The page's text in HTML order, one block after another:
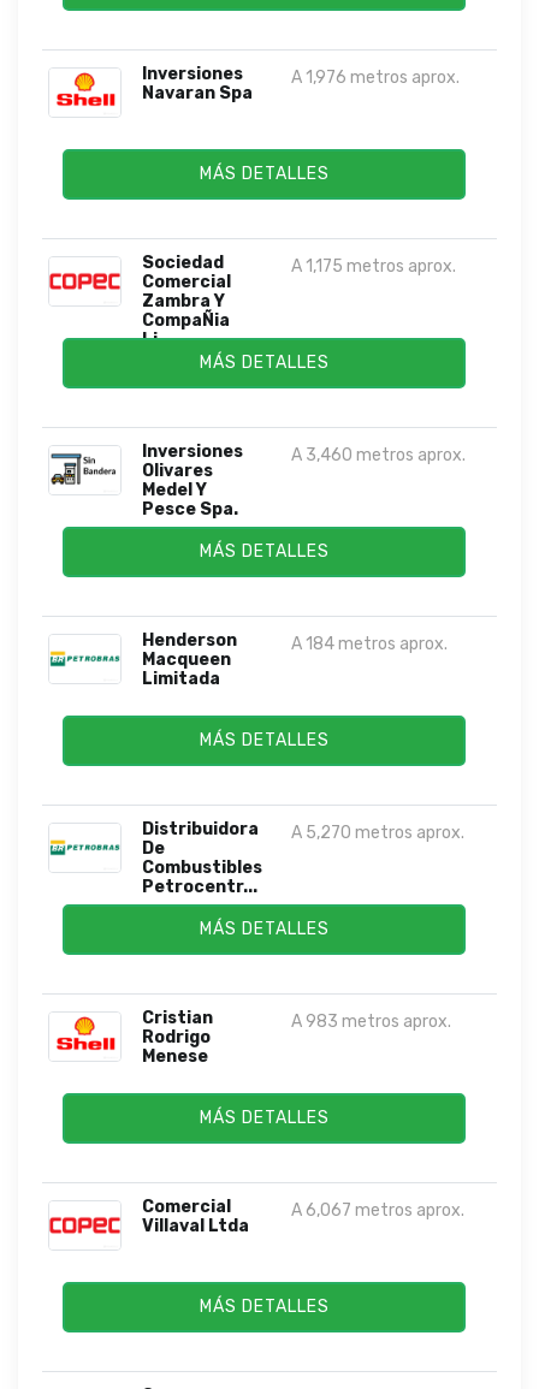
Inversiones
Navaran Spa
A 1,976 metros aprox.
MÁS DETALLES
Sociedad
Comercial
Zambra Y
CompaÑia
Li...
A 1,175 metros aprox.
MÁS DETALLES
Inversiones
Olivares
Medel Y
Pesce Spa.
A 3,460 metros aprox.
MÁS DETALLES
Henderson
Macqueen
Limitada
A 184 metros aprox.
MÁS DETALLES
Distribuidora
De
Combustibles
Petrocentr...
A 5,270 metros aprox.
MÁS DETALLES
Cristian
Rodrigo
Menese
A 983 metros aprox.
MÁS DETALLES
Comercial
Villaval Ltda
A 6,067 metros aprox.
MÁS DETALLES